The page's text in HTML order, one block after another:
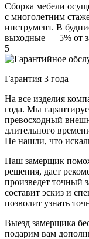
Сборка мебели
с многолетним
инструмент. В
выходные — 5% от
5
Гарантия 3 года
На все изделия
года. Мы
превосходный
длительного
Не нашли, что
Наш замерщик
решения, даст
произведет точный
составит эскиз и
позволит узнать
Выезд замерщика
подарим вам